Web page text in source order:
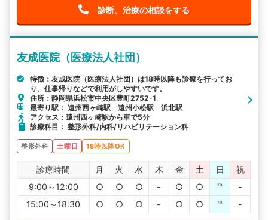
診断、治療の相談をする
友成医院（医療法人社団）
特徴：友成医院（医療法人社団）は18時以降も診療を行ってお
り、仕事帰りなどで利用がしやすいです。
住所：静岡県浜松市中央区豊町2752-1
最寄り駅： 遠州西ヶ崎駅 遠州小松駅 浜北駅
アクセス：遠州西ヶ崎駅から車で5分
診療科目： 整形外科/内科/リハビリテーション科
整形外科 土曜日 18時以降OK
診療時間 月 火 水 木 金 土 日
祝
9:00～12:00
○ ○ ○ - ○ ○ ℡
-
15:00～18:30
○ ○ ○ - ○ ○ ℡ -